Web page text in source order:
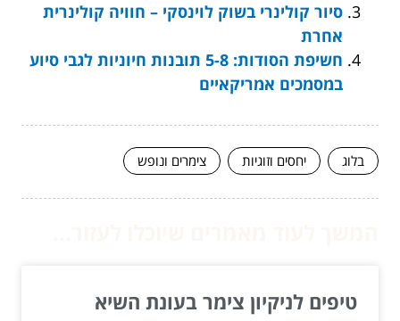
סיור קולינרי בשוק לוינסקי – חוויה קולינרית
אחרת
חשיפת הסודות: 5-8 תובנות חיוניות לגבי סיוע
במסמכים אמריקאיים
בלוג יחסים וזוגיות צימרים ונופש
טיפים לניקיון צימר בעונת השיא